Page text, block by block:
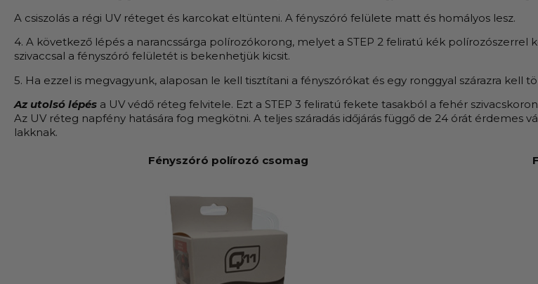
A csiszolás a régi UV réteget és karcokat eltünteni. A fényszóró felülete matt és homályos lesz.
4. A következő lépés a narancssárga polírozókorong, melyet a STEP 2 feliratú kék polírozószerrel
szivaccsal a fényszóró felületét is bekenhetjük kicsit.
5. Ha ezzel is megvagyunk, alaposan le kell tisztítani a fényszórókat és egy ronggyal szárazra kell
Az utolsó lépés a UV védő réteg felvitele. Ezt a STEP 3 feliratú fekete tasakból a fehér
Az UV réteg napfény hatására fog megkötni. A teljes száradás időjárás függő de 24 órát érdemes
lakknak.
Fényszóró polírozó csomag